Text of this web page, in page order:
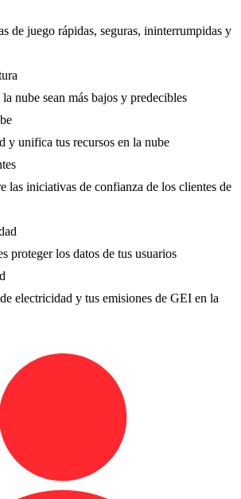
de juego rápidas, seguras, ininterrumpidas y
nube sean más bajos y predecibles
y unifica tus recursos en la nube
las iniciativas de confianza de los clientes de
proteger los datos de tus usuarios
electricidad y tus emisiones de GEI en la